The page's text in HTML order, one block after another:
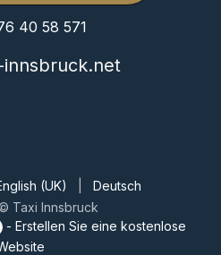
40 58 571
innsbruck.net
Taxi Innsbruck
(UK) Deutsch
- Erstellen Sie einekostenlose